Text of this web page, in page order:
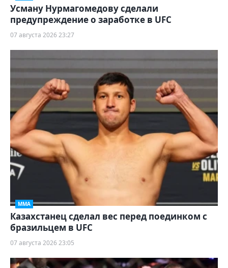
Усману Нурмагомедову сделали
предупреждение о заработке в UFC
07 августа 2026 23:27
ММА
Казахстанец сделал вес перед поединком с
бразильцем в UFC
07 августа 2026 23:05